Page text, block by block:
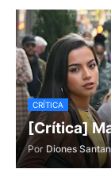
CRÍTICA
[Crítica]
Por Diones